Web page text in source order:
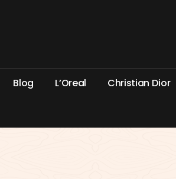
Blog L’Oreal Christian Dior